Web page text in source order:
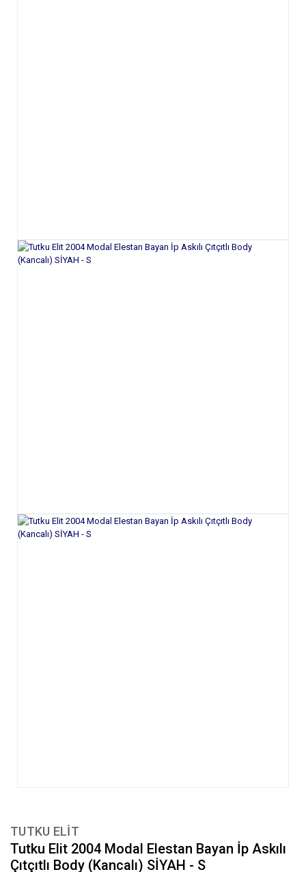
TUTKU ELIT
Tutku Elit 2004 Modal Elestan Bayan İp Askılı
Çıtçıtlı Body (Kancalı) SİYAH - S